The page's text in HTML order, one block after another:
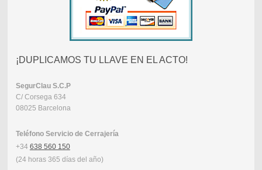
¡DUPLICAMOS TU LLAVE EN EL ACTO!
SegurClau S.C.P
C/ Corsega 634
08025 Barcelona
Teléfono Servicio de Cerrajería
+34 638 560 150
(24 horas 365 días del año)